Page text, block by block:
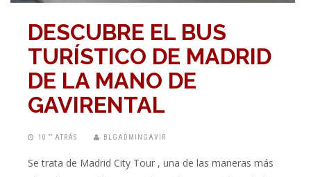
DESCUBRE EL BUS
TURÍSTICO DE MADRID
DE LA MANO DE
GAVIRENTAL
10 “” ATRÁS BLGADMINGAVIR
Se trata de Madrid City Tour , una de las maneras más